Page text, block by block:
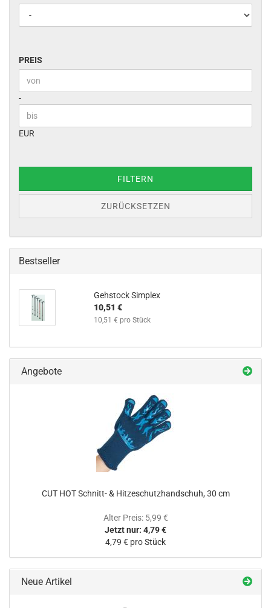
PREIS
PREIS
Preis bis
-
EUR
FILTERN
ZURÜCKSETZEN
Bestseller
Gehstock Simplex
10,51 €
10,51 € pro Stück
Angebote
CUT HOT Schnitt- & Hitzeschutzhandschuh, 30 cm
Alter Preis: 5,99 €
Jetzt nur: 4,79 €
4,79 € pro Stück
Neue Artikel